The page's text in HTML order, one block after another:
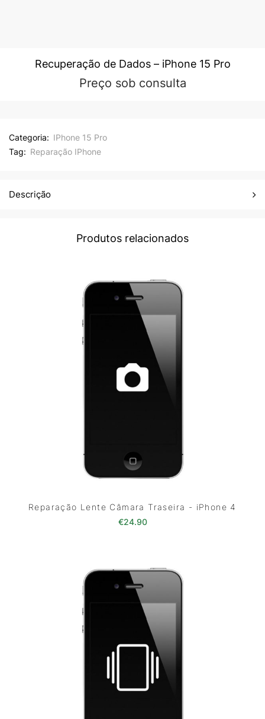
Recuperação de Dados – iPhone 15 Pro
Preço sob consulta
Categoria: IPhone 15 Pro
Tag: Reparação IPhone
Descrição
Produtos relacionados
Reparação Lente Câmara Traseira - iPhone 4
€24.90